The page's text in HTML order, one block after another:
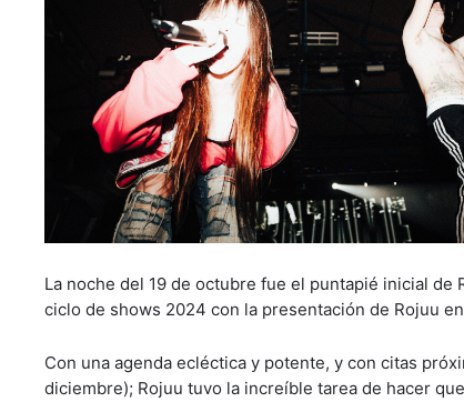
La noche del 19 de octubre fue el puntapié inicial
ciclo de shows 2024 con la presentación de Rojuu
Con una agenda ecléctica y potente, y con citas
diciembre); Rojuu tuvo la increíble tarea de hacer